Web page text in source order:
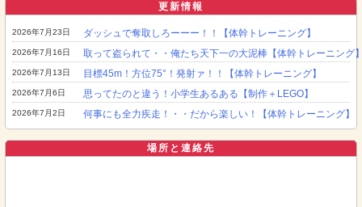
更新情報
ダッシュで奪取しろーーー！！【体幹トレーニング】
2026年7月23日
取って盗られて・・俺たち天下一の大泥棒【体幹トレーニング
2026年7月16日
目標45m！方位75°！発射ァ！！【体幹トレーニング】
2026年7月13日
思ってたのと違う！小学生あるある【制作＋LEGO】
2026年7月6日
何事にも全力疾走！・・だから楽しい！【体幹トレーニング】
2026年7月2日
場所と連絡先